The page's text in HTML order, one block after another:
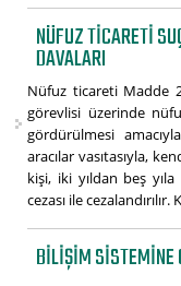
NÜFUZ TICARETI
DAVALARI
Nüfuz ticareti Madde
görevlisi üzerinde
gördürülmesi
aracılar vasıtasıyla,
kişi, iki yıldan beş
cezası ile
BILIŞIM SISTEMINE